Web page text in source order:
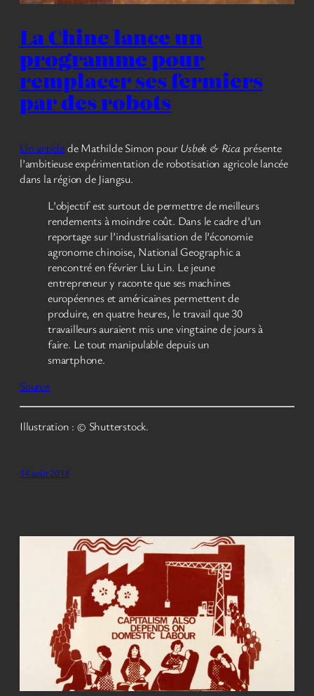
La Chine lance un
programme pour
remplacer ses fermiers
par des robots
Un articlede Mathilde Simon pourUsbek & Ricaprésente
l’ambitieuse expérimentation de robotisation agricole lancée
dans la région de Jiangsu.
L’objectif est surtout de permettre de meilleurs
rendements à moindre coût. Dans le cadre d’un
reportage sur l’industrialisation de l’économie
agronome chinoise, National Geographic a
rencontré en février Liu Lin. Le jeune
entrepreneur y raconte que ses machines
européennes et américaines permettent de
produire, en quatre heures, le travail que 30
travailleurs auraient mis une vingtaine de jours à
faire. Le tout manipulable depuis un
smartphone.
Source
Illustration : © Shutterstock.
14 août 2018